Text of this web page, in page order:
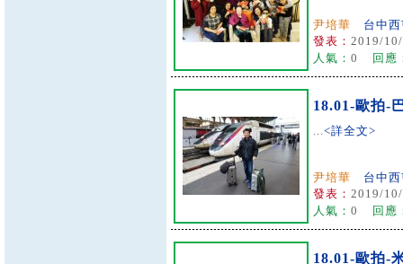
尹培華
台中
發表： 2019/
人氣： 0 回應
18.01-歐拍-
...<詳全文>
尹培華
台中
發表： 2019/
人氣： 0 回應
18.01-歐拍-